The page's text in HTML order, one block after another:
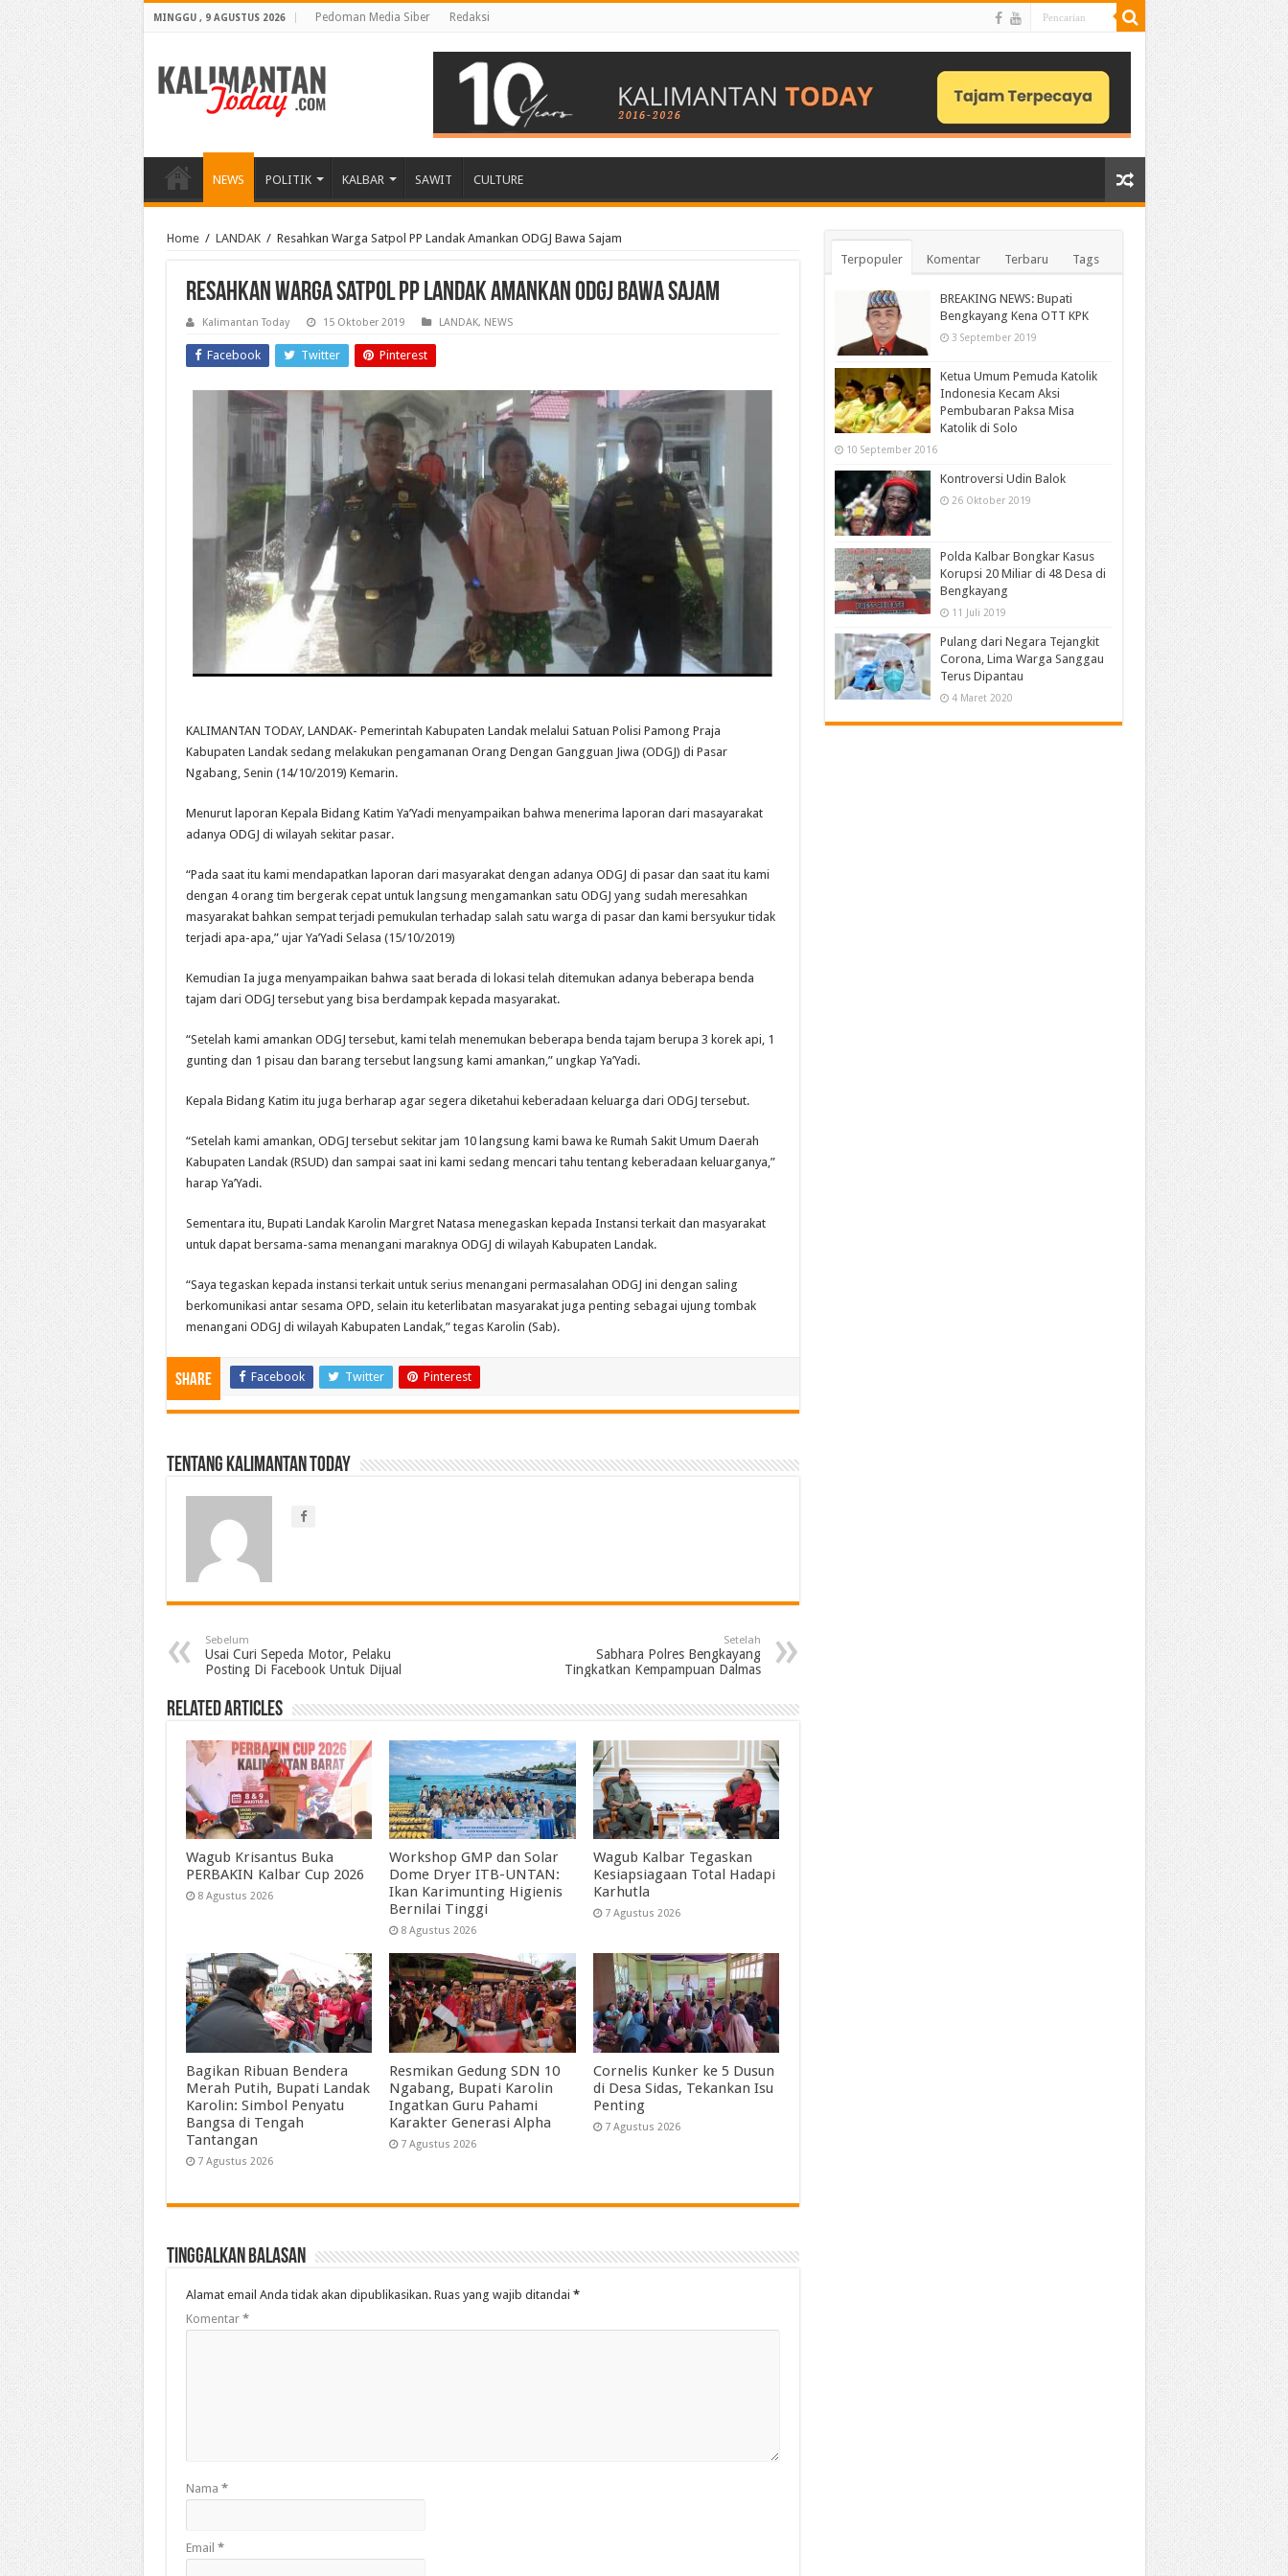
MINGGU , 9 AGUSTUS 2026 Pedoman Media Siber Redaksi
NEWS POLITIK KALBAR SAWIT CULTURE
Home / LANDAK / Resahkan Warga Satpol PP Landak Amankan ODGJ Bawa Sajam
Resahkan Warga Satpol PP Landak Amankan ODGJ Bawa Sajam
Kalimantan Today 15 Oktober 2019 LANDAK, NEWS
Facebook Twitter Pinterest
KALIMANTAN TODAY, LANDAK- Pemerintah Kabupaten Landak melalui Satuan Polisi Pamong Praja
Kabupaten Landak sedang melakukan pengamanan Orang Dengan Gangguan Jiwa (ODGJ) di Pasar
Ngabang, Senin (14/10/2019) Kemarin.
Menurut laporan Kepala Bidang Katim Ya’Yadi menyampaikan bahwa menerima laporan dari masayarakat
adanya ODGJ di wilayah sekitar pasar.
“Pada saat itu kami mendapatkan laporan dari masyarakat dengan adanya ODGJ di pasar dan saat itu kami
dengan 4 orang tim bergerak cepat untuk langsung mengamankan satu ODGJ yang sudah meresahkan
masyarakat bahkan sempat terjadi pemukulan terhadap salah satu warga di pasar dan kami bersyukur tidak
terjadi apa-apa,” ujar Ya’Yadi Selasa (15/10/2019)
Kemudian Ia juga menyampaikan bahwa saat berada di lokasi telah ditemukan adanya beberapa benda
tajam dari ODGJ tersebut yang bisa berdampak kepada masyarakat.
“Setelah kami amankan ODGJ tersebut, kami telah menemukan beberapa benda tajam berupa 3 korek api, 1
gunting dan 1 pisau dan barang tersebut langsung kami amankan,” ungkap Ya’Yadi.
Kepala Bidang Katim itu juga berharap agar segera diketahui keberadaan keluarga dari ODGJ tersebut.
“Setelah kami amankan, ODGJ tersebut sekitar jam 10 langsung kami bawa ke Rumah Sakit Umum Daerah
Kabupaten Landak (RSUD) dan sampai saat ini kami sedang mencari tahu tentang keberadaan keluarganya,”
harap Ya’Yadi.
Sementara itu, Bupati Landak Karolin Margret Natasa menegaskan kepada Instansi terkait dan masyarakat
untuk dapat bersama-sama menangani maraknya ODGJ di wilayah Kabupaten Landak.
“Saya tegaskan kepada instansi terkait untuk serius menangani permasalahan ODGJ ini dengan saling
berkomunikasi antar sesama OPD, selain itu keterlibatan masyarakat juga penting sebagai ujung tombak
menangani ODGJ di wilayah Kabupaten Landak,” tegas Karolin (Sab).
Share Facebook Twitter Pinterest
Tentang Kalimantan Today
Sebelum
Usai Curi Sepeda Motor, Pelaku
Posting Di Facebook Untuk Dijual
Setelah
Sabhara Polres Bengkayang
Tingkatkan Kempampuan Dalmas
Related Articles
Wagub Krisantus Buka
PERBAKIN Kalbar Cup 2026
8 Agustus 2026
Workshop GMP dan Solar
Dome Dryer ITB-UNTAN:
Ikan Karimunting Higienis
Bernilai Tinggi
8 Agustus 2026
Wagub Kalbar Tegaskan
Kesiapsiagaan Total Hadapi
Karhutla
7 Agustus 2026
Bagikan Ribuan Bendera
Merah Putih, Bupati Landak
Karolin: Simbol Penyatu
Bangsa di Tengah
Tantangan
7 Agustus 2026
Resmikan Gedung SDN 10
Ngabang, Bupati Karolin
Ingatkan Guru Pahami
Karakter Generasi Alpha
7 Agustus 2026
Cornelis Kunker ke 5 Dusun
di Desa Sidas, Tekankan Isu
Penting
7 Agustus 2026
Tinggalkan Balasan
Alamat email Anda tidak akan dipublikasikan. Ruas yang wajib ditandai *
Komentar *
Nama *
Email *
Terpopuler Komentar Terbaru Tags
BREAKING NEWS: Bupati
Bengkayang Kena OTT KPK
3 September 2019
Ketua Umum Pemuda Katolik
Indonesia Kecam Aksi
Pembubaran Paksa Misa
Katolik di Solo
10 September 2016
Kontroversi Udin Balok
26 Oktober 2019
Polda Kalbar Bongkar Kasus
Korupsi 20 Miliar di 48 Desa di
Bengkayang
11 Juli 2019
Pulang dari Negara Tejangkit
Corona, Lima Warga Sanggau
Terus Dipantau
4 Maret 2020